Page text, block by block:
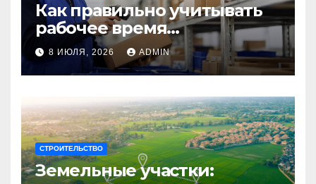
Как правильно учитывать
рабочее время
сотрудников: советы для
бизнеса
8 ИЮЛЯ, 2026 ADMIN
СТРОИТЕЛЬСТВО
Земельные участки: